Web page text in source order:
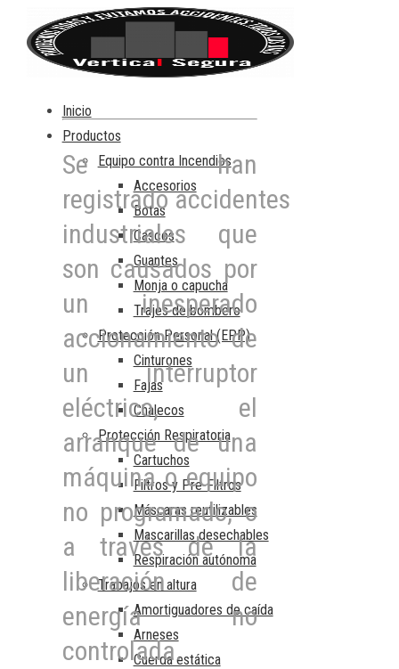
Inicio
Productos
Equipo contra Incendios
Accesorios
Botas
Cascos
Guantes
Monja o capucha
Trajes de bombero
Protección Personal (EPP)
Cinturones
Fajas
Chalecos
Protección Respiratoria
Cartuchos
Filtros y Pre-Filtros
Máscaras reutilizables
Mascarillas desechables
Respiración autónoma
Trabajos en altura
Amortiguadores de caída
Arneses
Cuerda estática
Se han
registrado accidentes
industriales que
son causados por
un inesperado
accionamiento de
un interruptor
eléctrico, el
arranque de una
máquina o equipo
no programado, o
a través de la
liberación de
energía no
controlada.